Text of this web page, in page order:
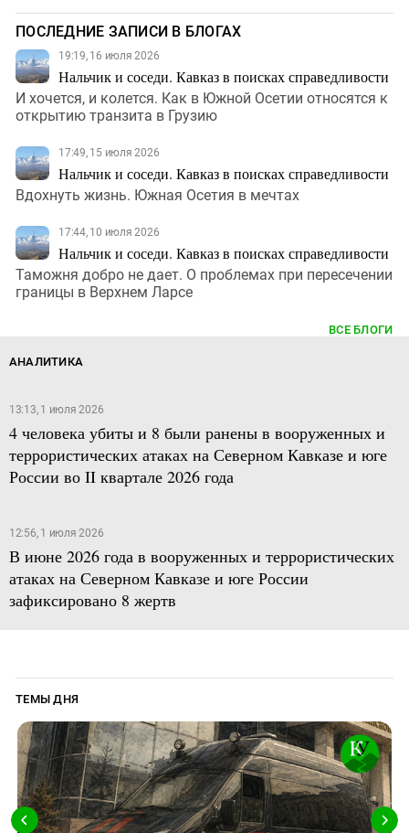
ПОСЛЕДНИЕ ЗАПИСИ В БЛОГАХ
19:19, 16 июля 2026
Нальчик и соседи. Кавказ в поисках справедливости
И хочется, и колется. Как в Южной Осетии относятся к
открытию транзита в Грузию
17:49, 15 июля 2026
Нальчик и соседи. Кавказ в поисках справедливости
Вдохнуть жизнь. Южная Осетия в мечтах
17:44, 10 июля 2026
Нальчик и соседи. Кавказ в поисках справедливости
Таможня добро не дает. О проблемах при пересечении
границы в Верхнем Ларсе
ВСЕ БЛОГИ
АНАЛИТИКА
13:13, 1 июля 2026
4 человека убиты и 8 были ранены в вооруженных и
террористических атаках на Северном Кавказе и юге
России во II квартале 2026 года
12:56, 1 июля 2026
В июне 2026 года в вооруженных и террористических
атаках на Северном Кавказе и юге России
зафиксировано 8 жертв
ТЕМЫ ДНЯ